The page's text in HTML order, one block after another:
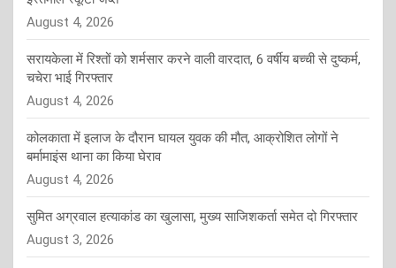
August 4, 2026
सरायकेला में रिश्तों को शर्मसार करने वाली वारदात, 6 वर्षीय बच्ची से दुष्कर्म,
चचेरा भाई गिरफ्तार
August 4, 2026
कोलकाता में इलाज के दौरान घायल युवक की मौत, आक्रोशित लोगों ने
बर्मामाइंस थाना का किया घेराव
August 4, 2026
सुमित अग्रवाल हत्याकांड का खुलासा, मुख्य साजिशकर्ता समेत दो गिरफ्तार
August 3, 2026